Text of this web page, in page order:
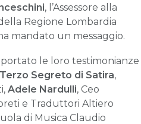
, l’Assessore alla
Regione Lombardia
mandato un messaggio.
le loro testimonianze
Segreto di Satira,
Adele Nardulli, Ceo
e Traduttori Altiero
di Musica Claudio